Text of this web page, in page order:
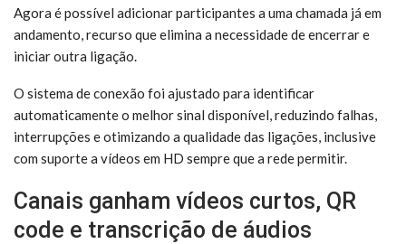
Agora é possível adicionar participantes a uma chamada já em
andamento, recurso que elimina a necessidade de encerrar e
iniciar outra ligação.
O sistema de conexão foi ajustado para identificar
automaticamente o melhor sinal disponível, reduzindo falhas,
interrupções e otimizando a qualidade das ligações, inclusive
com suporte a vídeos em HD sempre que a rede permitir.
Canais ganham vídeos curtos, QR
code e transcrição de áudios